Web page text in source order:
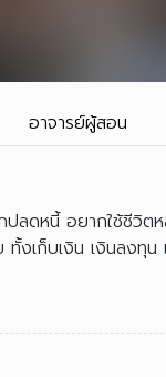
อาจารย์ผู้สอน
ปลดหนี้ อยากใช้ชีวิ
ทั้งเก็บเงิน เงินลงทุ